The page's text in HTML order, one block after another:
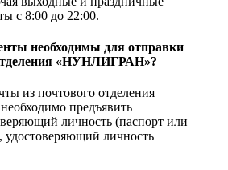
с 8:00 до 22:00.
необходимы для отправки
«НУНЛИГРАН»?
из почтового отделения
предъявить
личность (паспорт или
удостоверяющий личность